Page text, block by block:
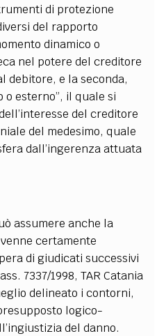
di protezione
del rapporto
dinamico o
nel potere del creditore
debitore, e la seconda,
o esterno”, il quale si
del creditore
del medesimo, quale
dall’ingerenza attuata
assumere anche la
certamente
di giudicati successivi
7337/1998, TAR Catania
delineato i contorni,
logico-
del danno.